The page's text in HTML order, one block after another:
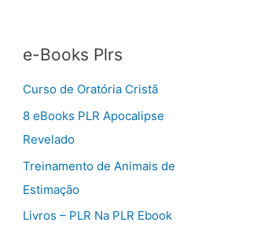
e-Books Plrs
Curso de Oratória Cristã
8 eBooks PLR Apocalipse
Revelado
Treinamento de Animais de
Estimação
Livros – PLR Na PLR Ebook